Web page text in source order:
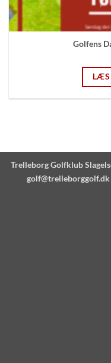
Golfens
LÆS
Trelleborg Golfklub
golf@trelleborggolf.dk